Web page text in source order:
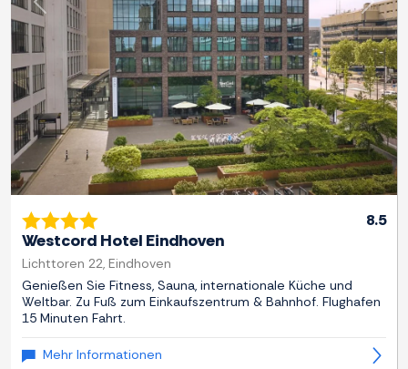
Zurück
8.5
Westcord Hotel Eindhoven
Lichttoren 22, Eindhoven
Genießen Sie Fitness, Sauna, internationale Küche und
Weltbar. Zu Fuß zum Einkaufszentrum & Bahnhof. Flughafen
15 Minuten Fahrt.
Mehr Informationen